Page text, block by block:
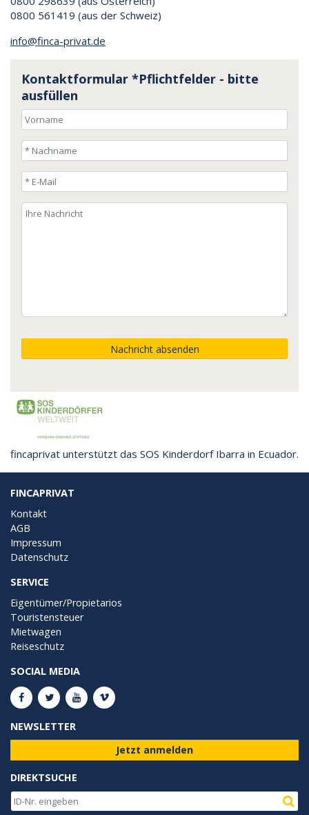
0800 561419 (aus der Schweiz)
info@finca-privat.de
Kontaktformular *Pflichtfelder - bitte
ausfüllen
Nachricht absenden
fincaprivat unterstützt das SOS Kinderdorf Ibarra in Ecuador.
FINCAPRIVAT
Kontakt
AGB
Impressum
Datenschutz
SERVICE
Eigentümer/Propietarios
Touristensteuer
Mietwagen
Reiseschutz
SOCIAL MEDIA
NEWSLETTER
Jetzt anmelden
DIREKTSUCHE